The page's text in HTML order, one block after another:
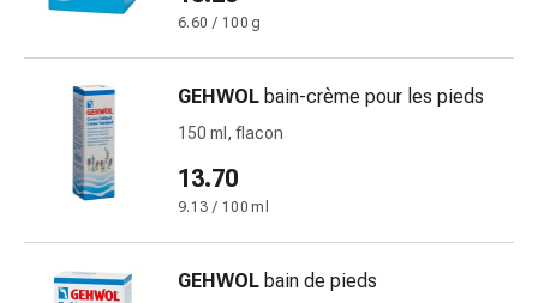
Mouchoirs
Rhume
Soins
des
des
6.60 / 100 g
GEHWOL bain-crème pour les pieds
150 ml, flacon
13.70
9.13 / 100 ml
GEHWOL bain de pieds